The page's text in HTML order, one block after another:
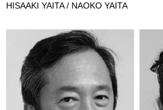
HISAAKI YAITA / NAOKO YAITA